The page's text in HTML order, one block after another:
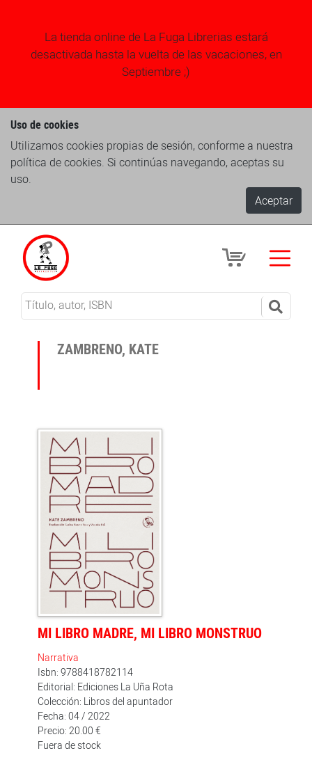
La tienda online de La Fuga Librerias estará
desactivada hasta la vuelta de las vacaciones, en
Septiembre ;)
Uso de cookies
Utilizamos cookies propias de sesión, conforme a nuestra
política de cookies. Si continúas navegando, aceptas su
uso.
Aceptar
ZAMBRENO, KATE
MI LIBRO MADRE, MI LIBRO MONSTRUO
Narrativa
Isbn: 9788418782114
Editorial: Ediciones La Uña Rota
Colección: Libros del apuntador
Fecha: 04 / 2022
Precio: 20.00 €
Fuera de stock